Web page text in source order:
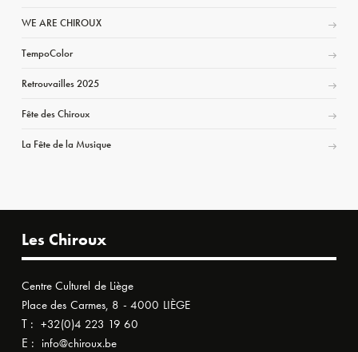
WE ARE CHIROUX
TempoColor
Retrouvailles 2025
Fête des Chiroux
La Fête de la Musique
Les Chiroux
Centre Culturel de Liège
Place des Carmes, 8 - 4000 LIÈGE
T : +32(0)4 223 19 60
E : info@chiroux.be